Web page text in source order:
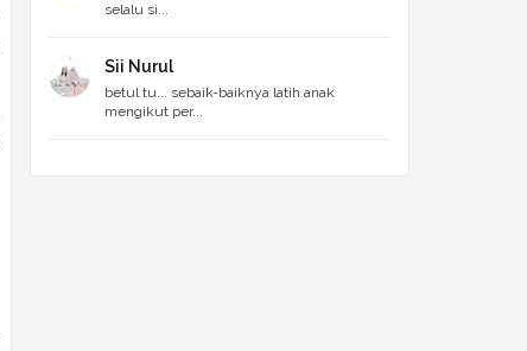
selalu si...
Sii Nurul
betul tu... sebaik-baiknya latih anak
mengikut per...